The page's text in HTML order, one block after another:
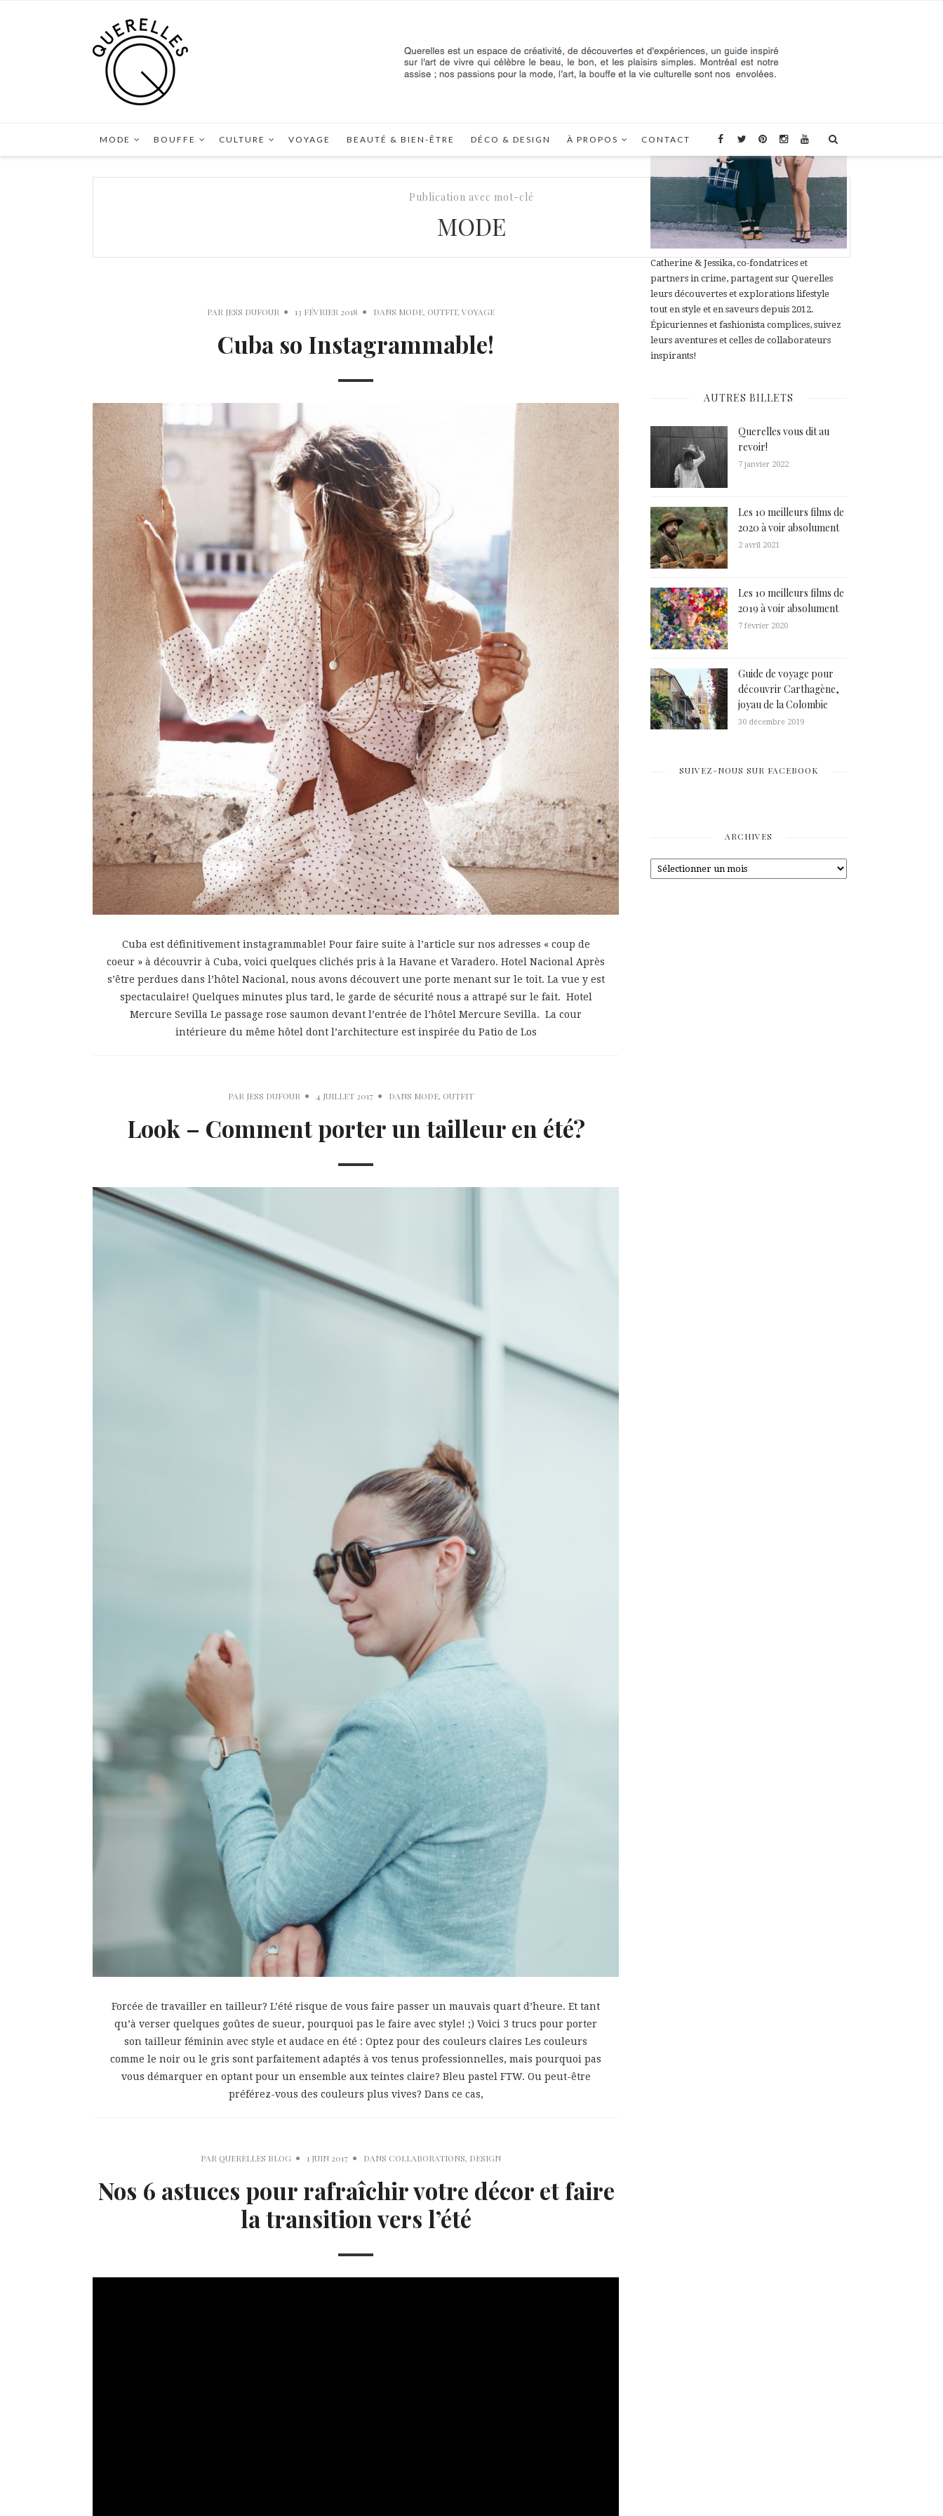
MODE BOUFFE CULTURE VOYAGE BEAUTÉ & BIEN-ÊTRE DÉCO & DESIGN À PROPOS CONTACT
Publication avec mot-clé
MODE
PAR JESS DUFOUR 13 FÉVRIER 2018 DANS MODE, OUTFIT, VOYAGE
Cuba so Instagrammable!
Cuba est définitivement instagrammable! Pour faire suite à l’article sur nos adresses « coup de
coeur » à découvrir à Cuba, voici quelques clichés pris à la Havane et Varadero. Hotel Nacional Après
s’être perdues dans l’hôtel Nacional, nous avons découvert une porte menant sur le toit. La vue y est
spectaculaire! Quelques minutes plus tard, le garde de sécurité nous a attrapé sur le fait. Hotel
Mercure Sevilla Le passage rose saumon devant l’entrée de l’hôtel Mercure Sevilla. La cour
intérieure du même hôtel dont l’architecture est inspirée du Patio de Los
PAR JESS DUFOUR 4 JUILLET 2017 DANS MODE, OUTFIT
Look – Comment porter un tailleur en été?
Forcée de travailler en tailleur? L’été risque de vous faire passer un mauvais quart d’heure. Et tant
qu’à verser quelques goûtes de sueur, pourquoi pas le faire avec style! ;) Voici 3 trucs pour porter
son tailleur féminin avec style et audace en été : Optez pour des couleurs claires Les couleurs
comme le noir ou le gris sont parfaitement adaptés à vos tenus professionnelles, mais pourquoi pas
vous démarquer en optant pour un ensemble aux teintes claire? Bleu pastel FTW. Ou peut-être
préférez-vous des couleurs plus vives? Dans ce cas,
PAR QUERELLES BLOG 1 JUIN 2017 DANS COLLABORATIONS, DESIGN
Nos 6 astuces pour rafraîchir votre décor et faire
la transition vers l’été
Catherine & Jessika, co-fondatrices et
partners in crime, partagent sur Querelles
leurs découvertes et explorations lifestyle
tout en style et en saveurs depuis 2012.
Épicuriennes et fashionista complices, suivez
leurs aventures et celles de collaborateurs
inspirants!
AUTRES BILLETS
Querelles vous dit au
revoir!
7 janvier 2022
Les 10 meilleurs films de
2020 à voir absolument
2 avril 2021
Les 10 meilleurs films de
2019 à voir absolument
7 février 2020
Guide de voyage pour
découvrir Carthagène,
joyau de la Colombie
30 décembre 2019
SUIVEZ-NOUS SUR FACEBOOK
ARCHIVES